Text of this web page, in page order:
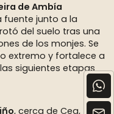
de Ambía
fuente junto a la
del suelo tras una
de los monjes. Se
extremo y fortalece a
siguientes etapas
, cerca de Cea,